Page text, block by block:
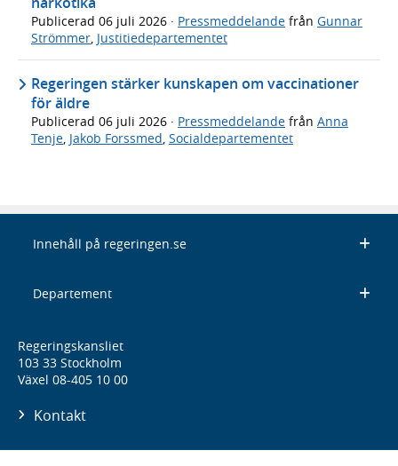
Publicerad 06 juli 2026 · Pressmeddelande från Gunnar
Strömmer Justitiedepartementet
Regeringen stärker kunskapen om vaccinationer
för äldre
Publicerad 06 juli 2026 · Pressmeddelande från Anna
Tenje, Jakob Forssmed, Socialdepartementet
Innehåll på regeringen.se
Departement
Regeringskansliet
103 33 Stockholm
Växel 08-405 10 00
Kontakt